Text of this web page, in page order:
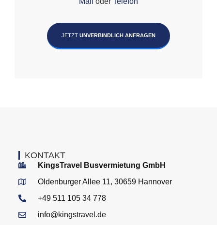
JETZT UNVERBINDLICH ANFRAGEN
KONTAKT
KingsTravel Busvermietung GmbH
Oldenburger Allee 11, 30659 Hannover
+49 511 105 34 778
info@kingstravel.de